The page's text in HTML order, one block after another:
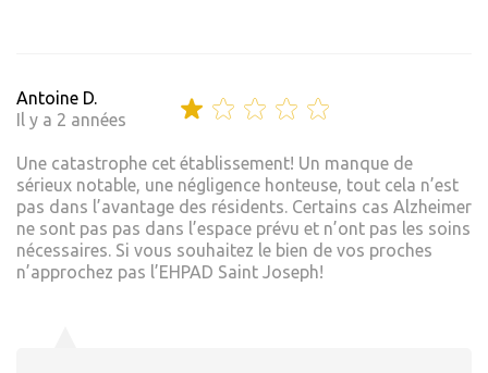
Antoine D.
Il y a 2 années
Une catastrophe cet établissement! Un manque de
sérieux notable, une négligence honteuse, tout cela n’est
pas dans l’avantage des résidents. Certains cas Alzheimer
ne sont pas pas dans l’espace prévu et n’ont pas les soins
nécessaires. Si vous souhaitez le bien de vos proches
n’approchez pas l’EHPAD Saint Joseph!